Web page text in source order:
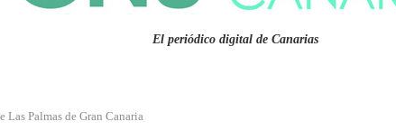
El periódico digital de Canarias
Las Palmas de Gran Canaria